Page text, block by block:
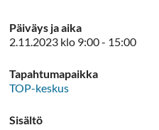
Päiväys ja aika
2.11.2023 klo 9:00 - 15:00
Tapahtumapaikka
TOP-keskus
Sisältö